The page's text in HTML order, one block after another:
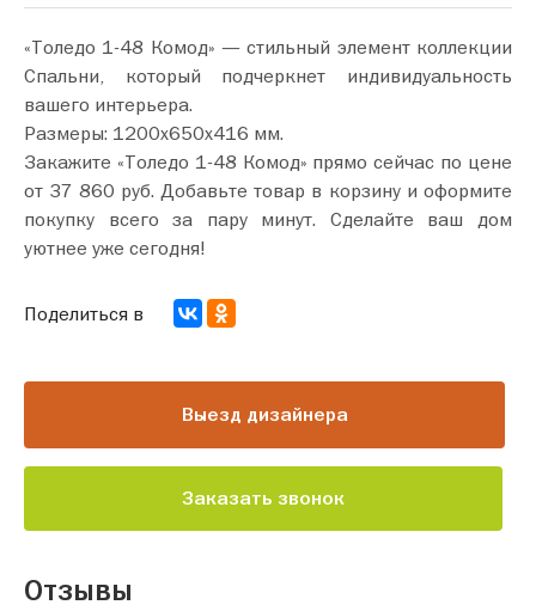
«Толедо 1-48 Комод» — стильный элемент коллекции
Спальни, который подчеркнет индивидуальность
вашего интерьера.
Размеры: 1200х650х416 мм.
Закажите «Толедо 1-48 Комод» прямо сейчас по цене
от 37 860 руб. Добавьте товар в корзину и оформите
покупку всего за пару минут. Сделайте ваш дом
уютнее уже сегодня!
Выезд дизайнера
Заказать звонок
Поделиться в
Отзывы